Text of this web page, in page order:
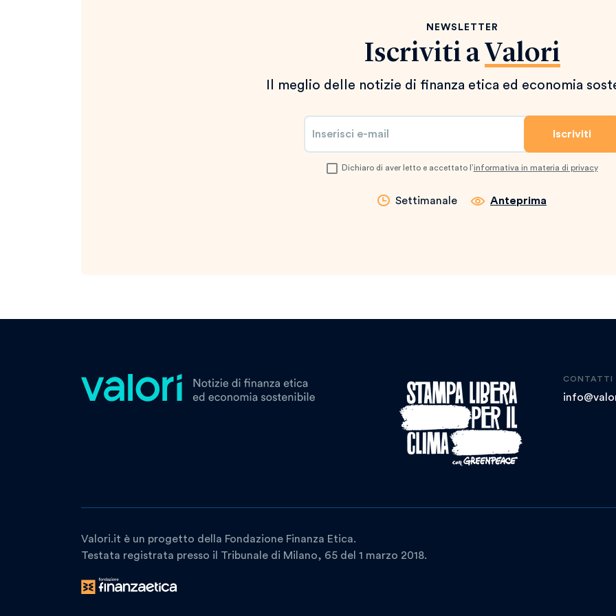
NEWSLETTER
Iscriviti a Valori
Il meglio delle notizie di finanza etica ed economia
Dichiaro di aver letto e accettato l’informativa in materia di privacy
Settimanale Anteprima
CONTATTI
Valori.it è un progetto della Fondazione Finanza Etica.
Testata registrata presso il Tribunale di Milano, 65 del 1 marzo 2018.